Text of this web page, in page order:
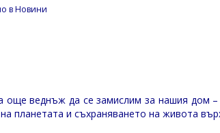
вНовини
още веднъж да се замислим за нашия дом
планетата и съхраняването на живота